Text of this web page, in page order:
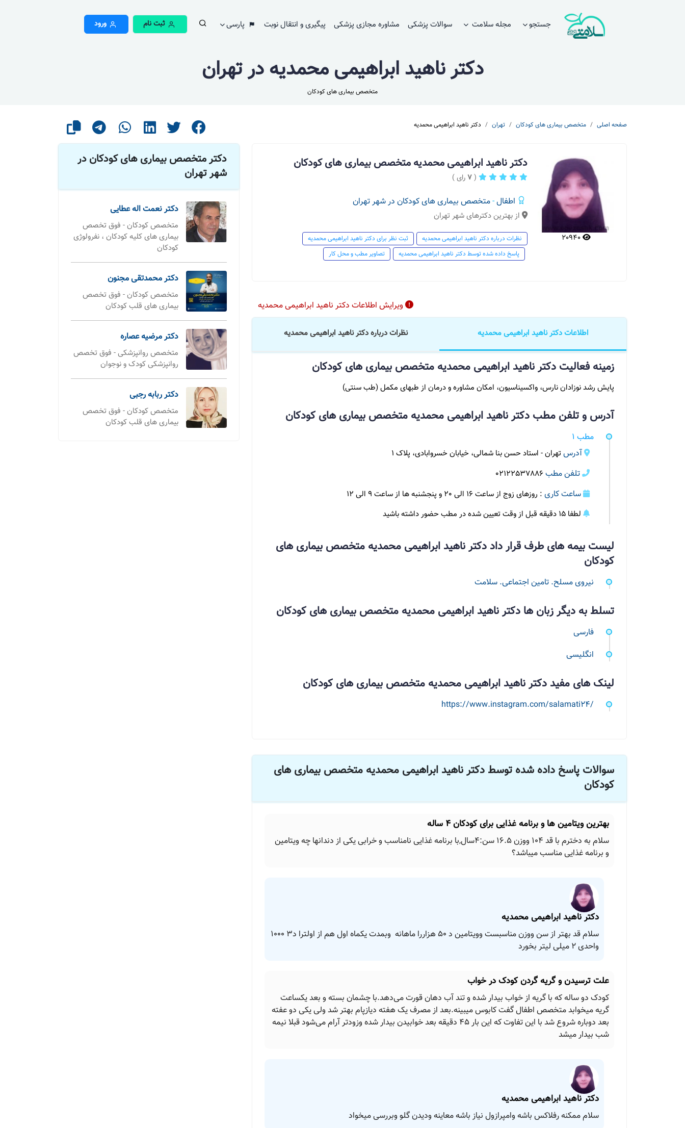
جستجو مجله سلامت سوالات پزشکی مشاوره مجازی پزشکی پیگیری و انتقال نوبت پارسی ثبت نام ورود
دکتر ناهید ابراهیمی محمدیه در تهران
متخصص بیماری های کودکان
صفحه اصلی متخصص بیماری های کودکان تهران دکتر ناهید ابراهیمی محمدیه
20940
دکتر ناهید ابراهیمی محمدیه متخصص بیماری های کودکان
(
7 رای )
اطفال-متخصص بیماری های کودکان در شهر تهران
از بهترین دکترهای شهر تهران
نظرات درباره دکتر ناهید ابراهیمی محمدیه
ثبت نظر برای دکتر ناهید ابراهیمی محمدیه
پاسخ داده شده توسط دکتر ناهید ابراهیمی محمدیه
تصاویر مطب و محل کار
ویرایش اطلاعات دکتر ناهید ابراهیمی محمدیه
اطلاعات دکتر ناهید ابراهیمی محمدیه نظرات درباره دکتر ناهید ابراهیمی محمدیه
زمینه فعالیت دکتر ناهید ابراهیمی محمدیه متخصص بیماری های کودکان
پایش رشد نوزادان نارس، واکسیناسیون، امکان مشاوره و درمان از طبهای مکمل (طب سنتی)
آدرس و تلفن مطب دکتر ناهید ابراهیمی محمدیه متخصص بیماری های کودکان
مطب 1
آدرستهران - استاد حسن بنا شمالی، خیابان خسروابادی، پلاک 1
تلفن مطب
ساعت کاری : روزهای زوج از ساعت 16 الی 20 و پنجشنبه ها از ساعت 9 الی 12
لطفا 15 دقیقه قبل از وقت تعیین شده در مطب حضور داشته باشید
لیست بیمه های طرف قرار داد دکتر ناهید ابراهیمی محمدیه متخصص بیماری های
کودکان
نیروی مسلح. تامین اجتماعی. سلامت
تسلط به دیگر زبان ها دکتر ناهید ابراهیمی محمدیه متخصص بیماری های کودکان
فارسی
انگلیسی
لینک های مفید دکتر ناهید ابراهیمی محمدیه متخصص بیماری های کودکان
https://www.instagram.com/salamati24/
سوالات پاسخ داده شده توسط دکتر ناهید ابراهیمی محمدیه متخصص بیماری های
کودکان
بهترین ویتامین ها و برنامه غذایی برای کودکان 4 ساله
سلام به دخترم با قد ۱۰۴ ووزن ۱۶.۵ سن:۴سال,با برنامه غذایی نامناسب و خرابی یکی از دندانها چه ویتامین
و برنامه غذایی مناسب میباشد؟
دکتر ناهید ابراهیمی محمدیه
سلام قد بهتر از سن ووزن مناسبست وویتامین د ۵۰ هزاررا ماهانه وبمدت یکماه اول هم از اولترا د۳ ۱۰۰۰
واحدی ۲ میلی لیتر بخورد
علت ترسیدن و گریه گردن کودک در خواب
کودک دو ساله که با گریه از خواب بیدار شده و تند آب دهان قورت می‌دهد.با چشمان بسته و بعد یکساعت
گریه میخوابد متخصص اطفال گفت کابوس میبینه.بعد از مصرف یک هفته دیازپام بهتر شد ولی یکی دو عفته
بعد دوباره شروع شد با این تفاوت که این بار 45 دقیقه بعد خوابیدن بیدار شده وزودتر آرام می‌شود قبلا نیمه
شب بیدار میشد
دکتر ناهید ابراهیمی محمدیه
سلام ممکنه رفلاکس باشه وامپرازول نیاز باشه معاینه ودیدن گلو وبررسی میخواد
دکتر متخصص بیماری های کودکان در
شهر تهران
دکتر نعمت اله عطایی
متخصص کودکان - فوق تخصص
بیماری های کلیه کودکان ، نفرولوژی
کودکان
دکتر محمدتقی مجنون
متخصص کودکان - فوق تخصص
بیماری های قلب کودکان
دکتر مرضیه عصاره
متخصص روانپزشکی - فوق تخصص
روانپزشکی کودک و نوجوان
دکتر ربابه رجبی
متخصص کودکان - فوق تخصص
بیماری های قلب کودکان